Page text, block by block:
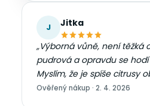
J
Jitka
„Výborná vůně, není těžká
pudrová a opravdu se
Myslím, že je spíše citrusy
Ověřený nákup · 2. 4. 2026